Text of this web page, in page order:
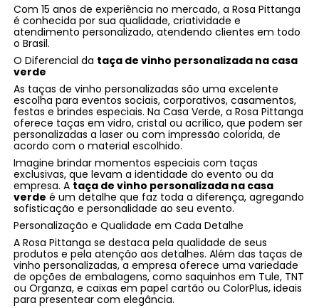
Com 15 anos de experiência no mercado, a Rosa Pittanga
é conhecida por sua qualidade, criatividade e
atendimento personalizado, atendendo clientes em todo
o Brasil.
O Diferencial da taça de vinho personalizada na casa
verde
As taças de vinho personalizadas são uma excelente
escolha para eventos sociais, corporativos, casamentos,
festas e brindes especiais. Na Casa Verde, a Rosa Pittanga
oferece taças em vidro, cristal ou acrílico, que podem ser
personalizadas a laser ou com impressão colorida, de
acordo com o material escolhido.
Imagine brindar momentos especiais com taças
exclusivas, que levam a identidade do evento ou da
empresa. A taça de vinho personalizada na casa
verde é um detalhe que faz toda a diferença, agregando
sofisticação e personalidade ao seu evento.
Personalização e Qualidade em Cada Detalhe
A Rosa Pittanga se destaca pela qualidade de seus
produtos e pela atenção aos detalhes. Além das taças de
vinho personalizadas, a empresa oferece uma variedade
de opções de embalagens, como saquinhos em Tule, TNT
ou Organza, e caixas em papel cartão ou ColorPlus, ideais
para presentear com elegância.